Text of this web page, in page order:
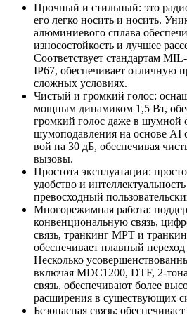
Прочный и стильный: это
его легко носить и носить.
алюминиевого сплава
износостойкость и лучшее
Соответствует стандартам
IP67, обеспечивает отличную
сложных условиях.
Чистый и громкий голос:
мощным динамиком 1,5 Вт,
громкий голос даже в шумной
шумоподавления на основе
вой на 30 дБ, обеспечивая
вызовы.
Простота эксплуатации:
удобство и
превосходный
Многорежимная работа:
конвенциональную связь,
связь, транкинг MPT и
обеспечивает плавный
Несколько
включая MDC1200, DTF, 2-
связь, обеспечивают более
расширения в существующих
Безопасная связь: